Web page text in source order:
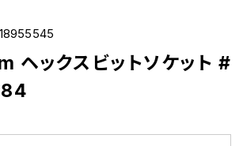
ヘックスビットソケット #